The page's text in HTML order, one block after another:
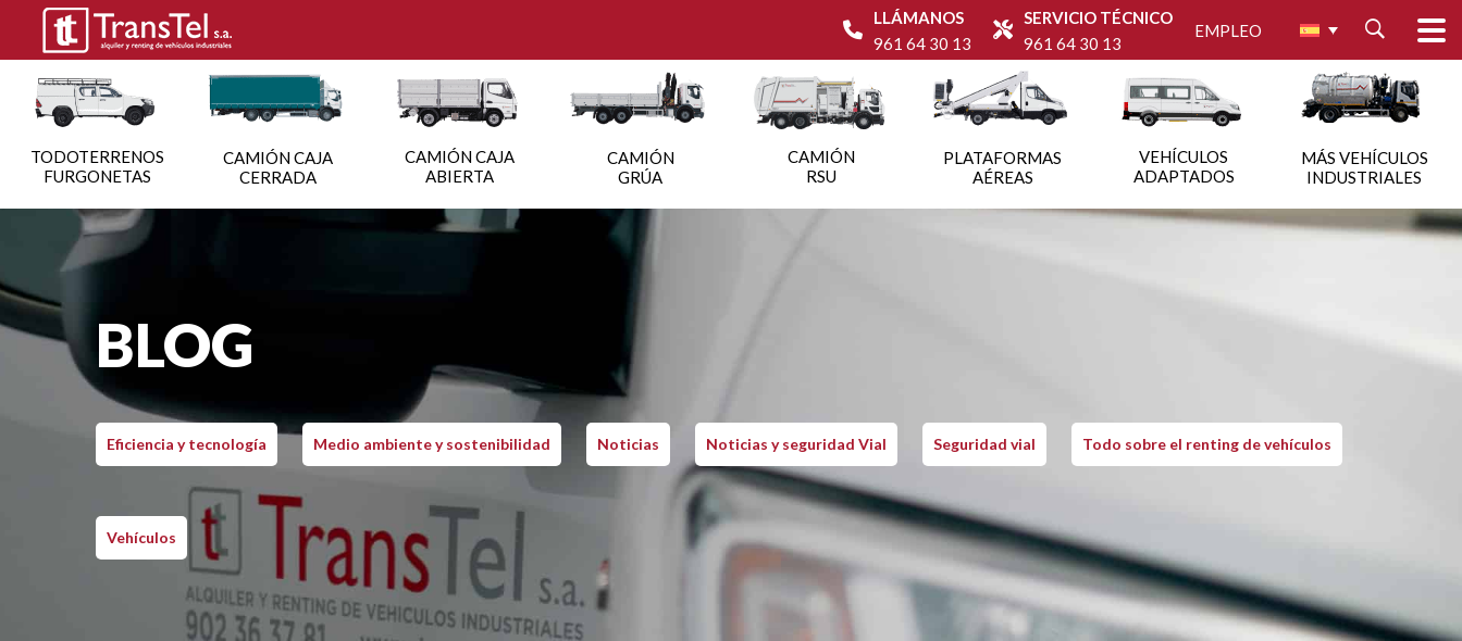
LLÁMANOS
961 64 30 13
SERVICIO TÉCNICO
961 64 30 13
EMPLEO
TODOTERRENOS
FURGONETAS
CAMIÓN CAJA
CERRADA
CAMIÓN CAJA
ABIERTA
CAMIÓN
GRÚA
CAMIÓN
RSU
PLATAFORMAS
AÉREAS
VEHÍCULOS
ADAPTADOS
MÁS VEHÍCULOS
INDUSTRIALES
BLOG
Eficiencia y tecnología Medio ambiente y sostenibilidad Noticias Noticias y seguridad Vial Seguridad vial Todo sobre el renting de vehículos
Vehículos